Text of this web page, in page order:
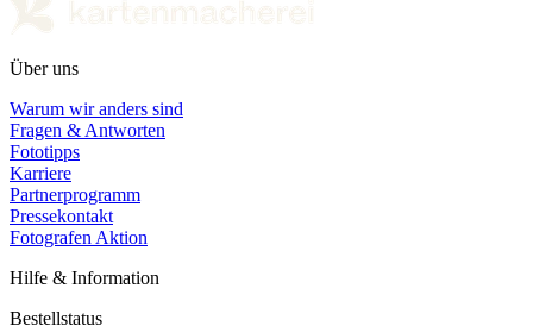
Über uns
Warum wir anders sind
Fragen & Antworten
Fototipps
Karriere
Partnerprogramm
Pressekontakt
Fotografen Aktion
Hilfe & Information
Bestellstatus